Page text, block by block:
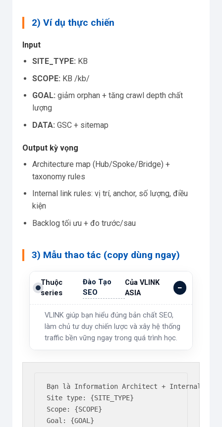
2) Ví dụ thực chiến
Input
SITE_TYPE: KB
SCOPE: KB /kb/
GOAL: giảm orphan + tăng crawl depth chất
lượng
DATA: GSC + sitemap
Output kỳ vọng
Architecture map (Hub/Spoke/Bridge) +
taxonomy rules
Internal link rules: vị trí, anchor, số lượng, điều
kiện
Backlog tối ưu + đo trước/sau
3) Mẫu thao tác (copy dùng ngay)
Thuộc
series
Đào Tạo
SEO
Của VLINK
ASIA
VLINK giúp bạn hiểu đúng bản chất SEO,
làm chủ tư duy chiến lược và xây hệ thống
traffic bền vững ngay trong quá trình học.
Bạn là Information Architect + Internal
Site type: {SITE_TYPE}
Scope: {SCOPE}
Goal: {GOAL}